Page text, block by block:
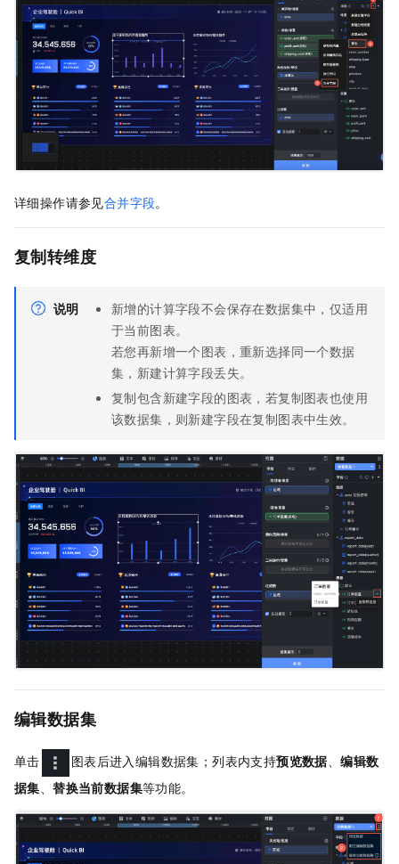
详细操作请参见合并字段。
复制转维度
说明
新增的计算字段不会保存在数据集中，仅适用
于当前图表。
若您再新增一个图表，重新选择同一个数据
集，新建计算字段丢失。
复制包含新建字段的图表，若复制图表也使用
该数据集，则新建字段在复制图表中生效。
编辑数据集
单击 图表后进入编辑数据集；列表内支持预览数据、编辑数
据集 、替换当前数据集等功能。